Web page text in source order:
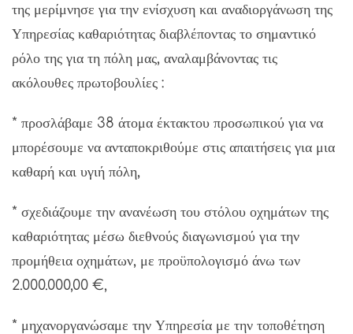
της μερίμνησε για την ενίσχυση και αναδιοργάνωση της
Υπηρεσίας καθαριότητας διαβλέποντας το σημαντικό
ρόλο της για τη πόλη μας, αναλαμβάνοντας τις
ακόλουθες πρωτοβουλίες :
* προσλάβαμε 38 άτομα έκτακτου προσωπικού για να
μπορέσουμε να ανταποκριθούμε στις απαιτήσεις για μια
καθαρή και υγιή πόλη,
* σχεδιάζουμε την ανανέωση του στόλου οχημάτων της
καθαριότητας μέσω διεθνούς διαγωνισμού για την
προμήθεια οχημάτων, με προϋπολογισμό άνω των
2.000.000,00 €,
* μηχανοργανώσαμε την Υπηρεσία με την τοποθέτηση